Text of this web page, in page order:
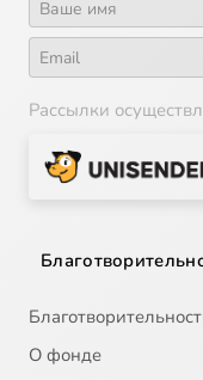
Рассылки
О фонде